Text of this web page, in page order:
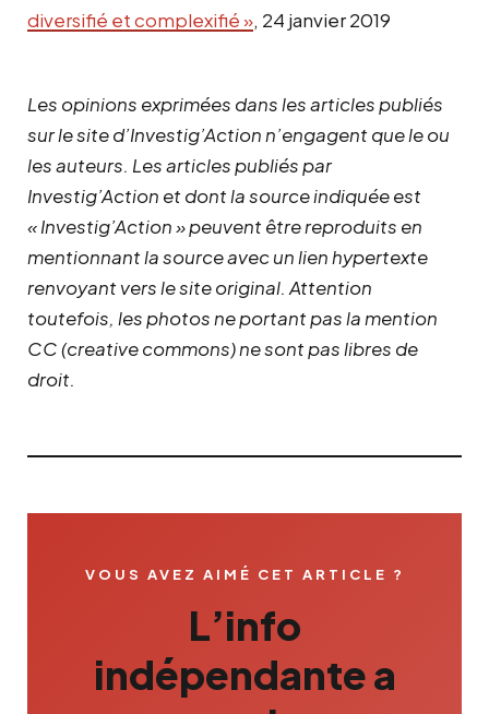
diversifié et complexifié », 24 janvier 2019
Les opinions exprimées dans les articles publiés
sur le site d’Investig’Action n’engagent que le ou
les auteurs. Les articles publiés par
Investig’Action et dont la source indiquée est
« Investig’Action » peuvent être reproduits en
mentionnant la source avec un lien hypertexte
renvoyant vers le site original. Attention
toutefois, les photos ne portant pas la mention
CC (creative commons) ne sont pas libres de
droit.
VOUS AVEZ AIMÉ CET ARTICLE ?
L’info
indépendante a